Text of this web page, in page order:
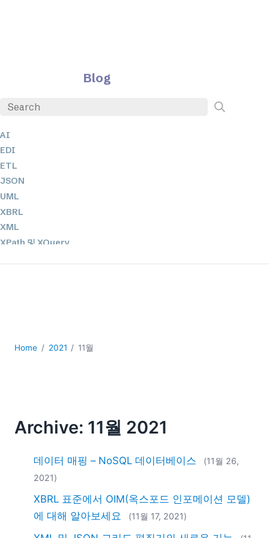
Blog
AI
EDI
ETL
JSON
UML
XBRL
XML
XPath 및 XQuery
데이터베이스 + SQL
2026
2025
2023
2022
2021
2020
Home 2021 11월
Archive: 11월 2021
데이터 매핑 – NoSQL 데이터베이스
(11월 26,
2021)
XBRL 표준에서 OIM(옥스포드 인포메이션 모델)
에 대해 알아보세요
(11월 17, 2021)